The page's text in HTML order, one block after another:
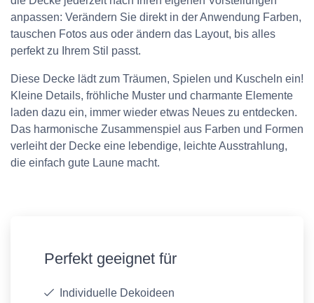
anpassen: Verändern Sie direkt in der Anwendung Farben,
tauschen Fotos aus oder ändern das Layout, bis alles
perfekt zu Ihrem Stil passt.
Diese Decke lädt zum Träumen, Spielen und Kuscheln ein!
Kleine Details, fröhliche Muster und charmante Elemente
laden dazu ein, immer wieder etwas Neues zu entdecken.
Das harmonische Zusammenspiel aus Farben und Formen
verleiht der Decke eine lebendige, leichte Ausstrahlung,
die einfach gute Laune macht.
Perfekt geeignet für
Individuelle Dekoideen